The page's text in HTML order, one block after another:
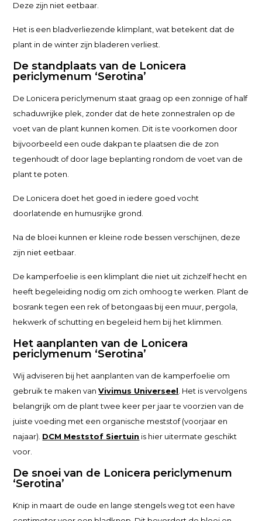
Deze zijn niet eetbaar.
Het is een bladverliezende klimplant, wat betekent dat de
plant in de winter zijn bladeren verliest.
De standplaats van de Lonicera
periclymenum ‘Serotina’
De Lonicera periclymenum staat graag op een zonnige of half
schaduwrijke plek, zonder dat de hete zonnestralen op de
voet van de plant kunnen komen. Dit is te voorkomen door
bijvoorbeeld een oude dakpan te plaatsen die de zon
tegenhoudt of door lage beplanting rondom de voet van de
plant te poten.
De Lonicera doet het goed in iedere goed vocht
doorlatende en humusrijke grond.
Na de bloei kunnen er kleine rode bessen verschijnen, deze
zijn niet eetbaar.
De kamperfoelie is een klimplant die niet uit zichzelf hecht en
heeft begeleiding nodig om zich omhoog te werken. Plant de
bosrank tegen een rek of betongaas bij een muur, pergola,
hekwerk of schutting en begeleid hem bij het klimmen.
Het aanplanten van de Lonicera
periclymenum ‘Serotina’
Wij adviseren bij het aanplanten van de kamperfoelie om
gebruik te maken vanVivimus Universeel . Het is vervolgens
belangrijk om de plant twee keer per jaar te voorzien van de
juiste voeding met een organische meststof (voorjaar en
najaar). DCM Meststof Siertuin is hier uitermate geschikt
voor.
De snoei van de Lonicera periclymenum
‘Serotina’
Knip in maart de oude en lange stengels weg tot een have